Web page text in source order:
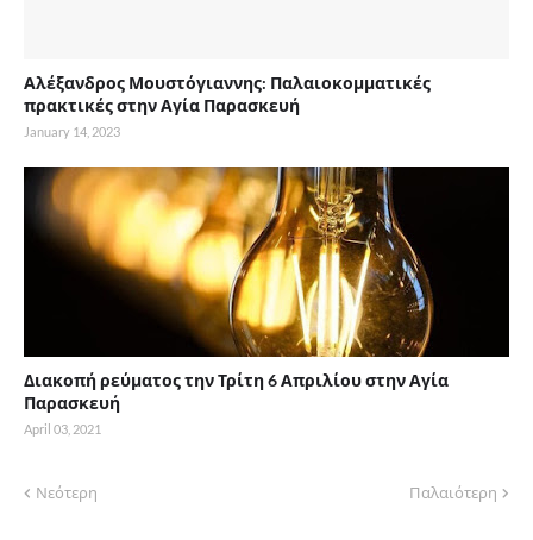
Αλέξανδρος Μουστόγιαννης: Παλαιοκομματικές
πρακτικές στην Αγία Παρασκευή
January 14, 2023
Διακοπή ρεύματος την Τρίτη 6 Απριλίου στην Αγία
Παρασκευή
April 03, 2021
Νεότερη Παλαιότερη